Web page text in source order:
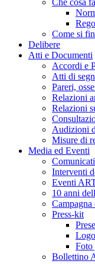
Che cosa
Come si
Delibere
Atti e Documenti
Accordi e
Atti di
Pareri,
Relazioni
Relazioni
Audizioni
Misure di
Media ed Eventi
Interventi
Eventi
10 anni
Campagna
Press-kit
Foto
Bollettino